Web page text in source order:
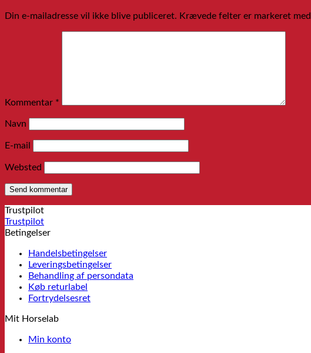
Din e-mailadresse vil ikke blive publiceret. Krævede felter er markeret med
Kommentar *
Navn
E-mail
Websted
Trustpilot
Trustpilot
Betingelser
Handelsbetingelser
Leveringsbetingelser
Behandling af persondata
Køb returlabel
Fortrydelsesret
Mit Horselab
Min konto